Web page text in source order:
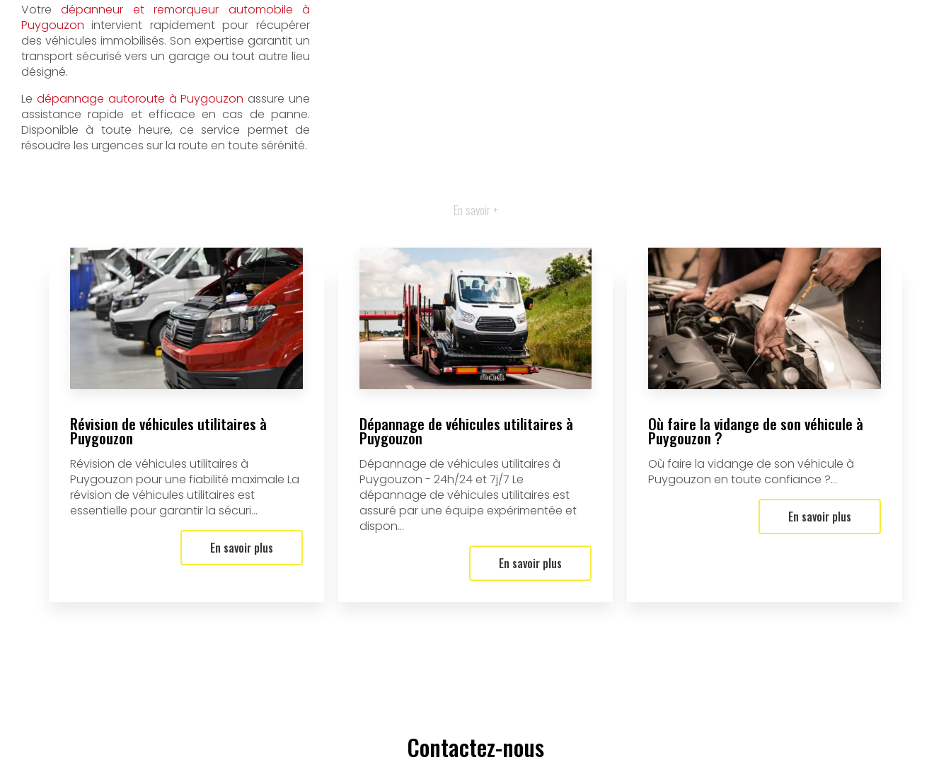
Votredépanneur et remorqueur automobile à
Puygouzon intervient rapidement pour récupérer
des véhicules immobilisés. Son expertise garantit un
transport sécurisé vers un garage ou tout autre lieu
désigné.
Le dépannage autoroute à Puygouzon assure une
assistance rapide et efficace en cas de panne.
Disponible à toute heure, ce service permet de
résoudre les urgences sur la route en toute sérénité.
En savoir +
Révision de véhicules utilitaires à
Puygouzon
Révision de véhicules utilitaires à
Puygouzon pour une fiabilité maximale La
révision de véhicules utilitaires est
essentielle pour garantir la sécuri...
En savoir plus
Dépannage de véhicules utilitaires à
Puygouzon
Dépannage de véhicules utilitaires à
Puygouzon - 24h/24 et 7j/7 Le
dépannage de véhicules utilitaires est
assuré par une équipe expérimentée et
dispon...
En savoir plus
Où faire la vidange de son véhicule à
Puygouzon ?
Où faire la vidange de son véhicule à
Puygouzon en toute confiance ?...
En savoir plus
Contactez-nous